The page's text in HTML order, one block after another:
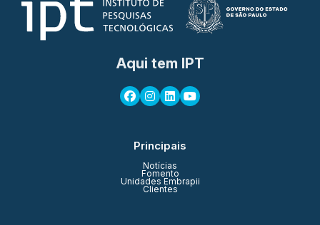
Aqui tem IPT
Principais
Notícias
Fomento
Unidades Embrapii
Clientes